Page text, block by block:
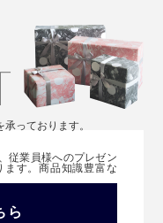
っております。
従業員様へのプレゼン
す。商品知識豊富な
ら